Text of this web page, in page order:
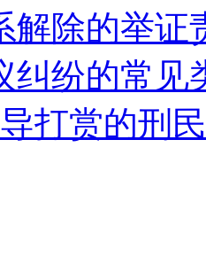
解除的举证
纠纷的常见
导打赏的刑